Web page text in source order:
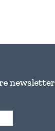
newsletter